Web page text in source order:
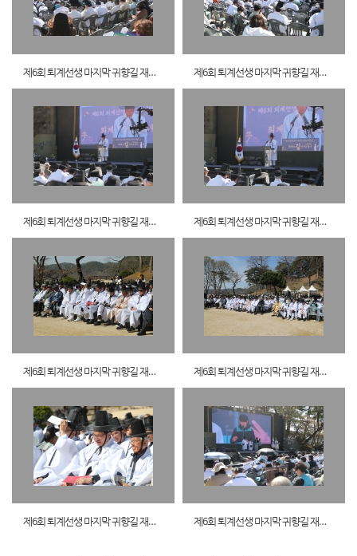
제6회 퇴계선생 마지막 귀향길 재현행사5 제6회 퇴계선생 마지막 귀향길 재현행사6
제6회 퇴계선생 마지막 귀향길 재현행사7 제6회 퇴계선생 마지막 귀향길 재현행사8
제6회 퇴계선생 마지막 귀향길 재현행사9 제6회 퇴계선생 마지막 귀향길 재현행사10
제6회 퇴계선생 마지막 귀향길 재현행사11 제6회 퇴계선생 마지막 귀향길 재현행사12